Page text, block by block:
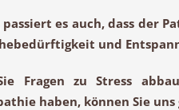
passiert es auch, dass der
und
Fragen zu Stress
haben, können Sie